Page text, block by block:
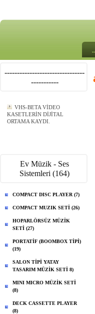
--------------------------------
-----------
VHS-BETA VİDEO
KASETLERİN DİJİTAL
ORTAMA KAYDI.
Ev Müzik - Ses
Sistemleri (164)
COMPACT DISC PLAYER (7)
COMPACT MUZIK SETİ (26)
HOPARLÖRSÜZ MÜZİK
SETİ (27)
PORTATİF (BOOMBOX TİPİ)
(19)
SALON TİPİ YATAY
TASARIM MÜZİK SETİ 8)
MINI MICRO MÜZİK SETİ
(8)
DECK CASSETTE PLAYER
(8)